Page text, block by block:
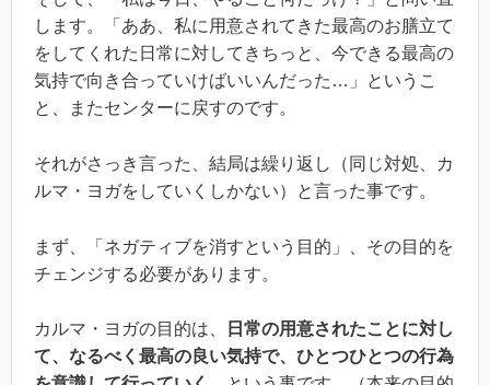
します。「ああ、私に用意されてきた最高のお膳立て
をしてくれた日常に対してきちっと、今できる最高の
気持で向き合っていけばいいんだった…」というこ
と、またセンターに戻すのです。
それがさっき言った、結局は繰り返し（同じ対処、カ
ルマ・ヨガをしていくしかない）と言った事です。
まず、「ネガティブを消すという目的」、その目的を
チェンジする必要があります。
カルマ・ヨガの目的は、
日常の用意されたことに対し
て、なるべく最高の良い気持で、ひとつひとつの行為